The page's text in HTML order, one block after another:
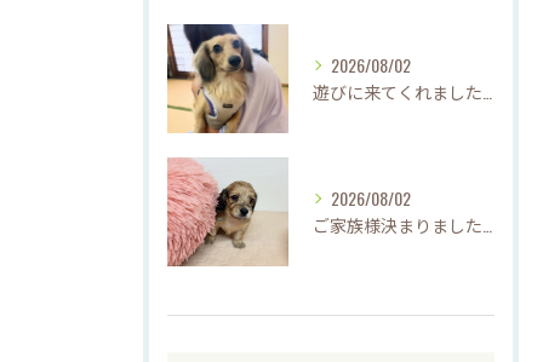
2026/08/02
遊びに来てくれました♡(о´∀`о)
2026/08/02
ご家族様決まりました♡♪